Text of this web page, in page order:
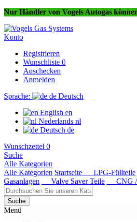
Nur Händler von Vogels Autogas
Konto
Registrieren
Wunschliste 0
Auschecken
Anmelden
Sprache:
de Deutsch
English en
Nederlands nl
Deutsch de
Wunschzettel 0
Suche
Alle Kategorien
Alle Kategorien Startseite LPG-Füllteile
Gasanlagen
Valve Saver Teile CNG /
Suche
Menü